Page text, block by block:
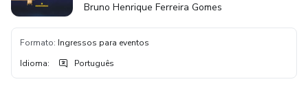
Bruno Henrique Ferreira Gomes
Formato: Ingressos para eventos
Idioma: Português